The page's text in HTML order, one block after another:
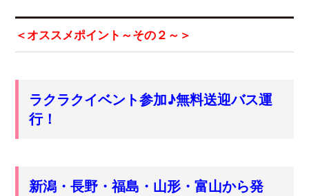
＜オススメポイント～その２～＞
ラクラクイベント参加♪無料送迎バス運
行！
新潟・長野・福島・山形・富山から発